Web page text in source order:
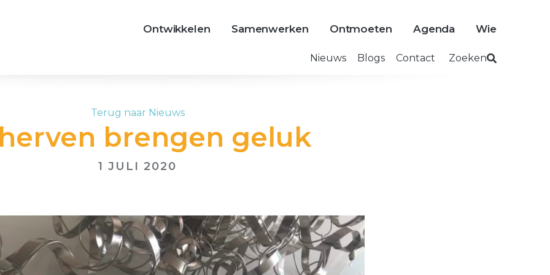
Ontwikkelen Samenwerken Ontmoeten Agenda Wie
Nieuws Blogs Contact Zoeken
Terug naar Nieuws
brengen geluk
1 JULI 2020